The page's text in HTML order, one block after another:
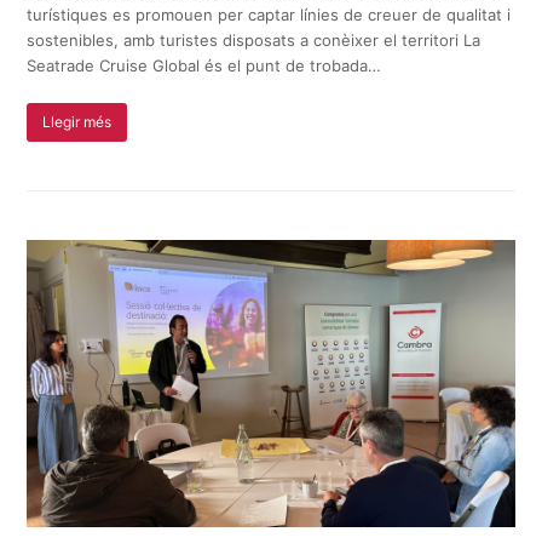
turístiques es promouen per captar línies de creuer de qualitat i
sostenibles, amb turistes disposats a conèixer el territori La
Seatrade Cruise Global és el punt de trobada…
Llegir més